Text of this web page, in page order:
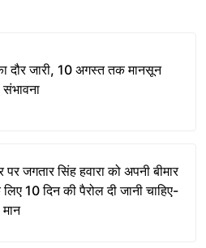
दौर जारी, 10 अगस्त तक मानसून
जगतार सिंह हवारा को अपनी बीमार
10 दिन की पैरोल दी जानी चाहिए-